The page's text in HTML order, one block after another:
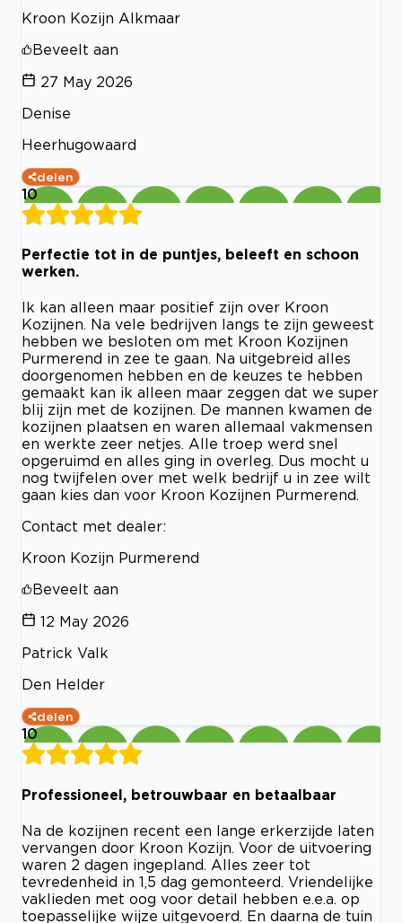
Kroon Kozijn Alkmaar
Beveelt aan
27 May 2026
Denise
Heerhugowaard
delen
10
Perfectie tot in de puntjes, beleeft en schoon
werken.
Ik kan alleen maar positief zijn over Kroon
Kozijnen. Na vele bedrijven langs te zijn geweest
hebben we besloten om met Kroon Kozijnen
Purmerend in zee te gaan. Na uitgebreid alles
doorgenomen hebben en de keuzes te hebben
gemaakt kan ik alleen maar zeggen dat we super
blij zijn met de kozijnen. De mannen kwamen de
kozijnen plaatsen en waren allemaal vakmensen
en werkte zeer netjes. Alle troep werd snel
opgeruimd en alles ging in overleg. Dus mocht u
nog twijfelen over met welk bedrijf u in zee wilt
gaan kies dan voor Kroon Kozijnen Purmerend.
Contact met dealer:
Kroon Kozijn Purmerend
Beveelt aan
12 May 2026
Patrick Valk
Den Helder
delen
10
Professioneel, betrouwbaar en betaalbaar
Na de kozijnen recent een lange erkerzijde laten
vervangen door Kroon Kozijn. Voor de uitvoering
waren 2 dagen ingepland. Alles zeer tot
tevredenheid in 1,5 dag gemonteerd. Vriendelijke
vaklieden met oog voor detail hebben e.e.a. op
toepasselijke wijze uitgevoerd. En daarna de tuin